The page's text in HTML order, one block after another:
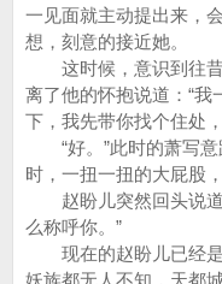
一见面就主动提出来，
想，刻意的接近她。
这时候，意识到往昔
离了他的怀抱说道：“
下，我先带你找个住处
“好。”此时的萧写意
时，一扭一扭的大屁股
赵盼儿突然回头说道
么称呼你。”
现在的赵盼儿已经是
妖族都无人不知，天都